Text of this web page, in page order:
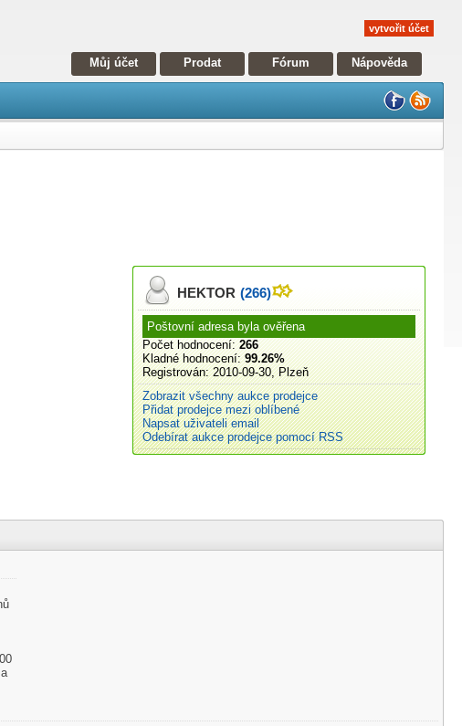
vytvořit účet
Můj účet Prodat Fórum Nápověda
HEKTOR (266)
Poštovní adresa byla ověřena
Počet hodnocení: 266
Kladné hodnocení: 99.26%
Registrován: 2010-09-30, Plzeň
Zobrazit všechny aukce prodejce
Přidat prodejce mezi oblíbené
Napsat uživateli email
Odebírat aukce prodejce pomocí RSS